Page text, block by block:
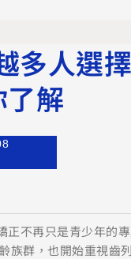
多人選
解
正不再只是青少年的
族群，也開始重視齒